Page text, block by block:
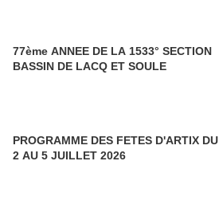
77ème ANNEE DE LA 1533° SECTION
BASSIN DE LACQ ET SOULE
PROGRAMME DES FETES D'ARTIX DU
2 AU 5 JUILLET 2026